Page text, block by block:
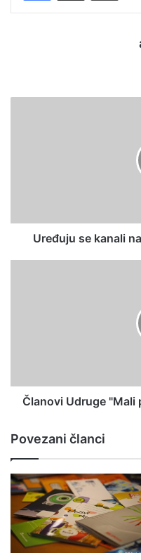
Uređuju se kanali
Članovi Udruge "Mali
Povezani članci